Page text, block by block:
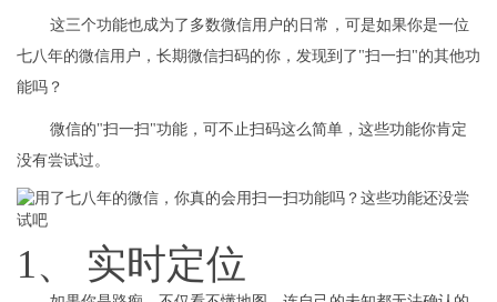
这三个功能也成为了多数微信用户的日常，可是如果你是一位
七八年的微信用户，长期微信扫码的你，发现到了"扫一扫"的其他功
能吗？
微信的"扫一扫"功能，可不止扫码这么简单，这些功能你肯定
没有尝试过。
1、 实时定位